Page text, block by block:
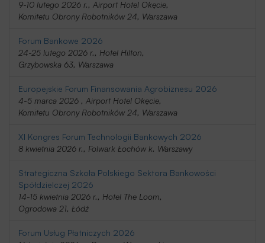
9-10 lutego 2026 r., Airport Hotel Okęcie,
Komitetu Obrony Robotników 24, Warszawa
Forum Bankowe 2026
24-25 lutego 2026 r., Hotel Hilton,
Grzybowska 63, Warszawa
Europejskie Forum Finansowania Agrobiznesu 2026
4-5 marca 2026 , Airport Hotel Okęcie,
Komitetu Obrony Robotników 24, Warszawa
XI Kongres Forum Technologii Bankowych 2026
8 kwietnia 2026 r., Folwark Łochów k. Warszawy
Strategiczna Szkoła Polskiego Sektora Bankowości
Spółdzielczej 2026
14-15 kwietnia 2026 r., Hotel The Loom,
Ogrodowa 21, Łódź
Forum Usług Płatniczych 2026